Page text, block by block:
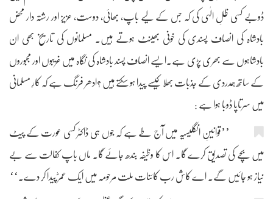
ڈوبے کسی ظلِ الٰہی کی کہ جس کے لیے باپ، بھائی، دوست، عزیز اور رشتہ دار محض
بادشاہ کی انصاف پسندی کی خونی بھینٹ ہوتے ہیں۔ مسلمانوں کی تاریخ بھی ان
بادشاہوں سے بھری پڑی ہے۔ایسے انصاف پسند بادشاہ کی نگاہ میں غریبوں اور مجبوروں
کے ساتھ ہمدردی کے جذبات بھلا کیسے پیدا ہو سکتے ہیں ؟ادھر فرنگ ہے کہ کارِ مسلمانی
میں سرتاپا ڈوبا ہوا ہے :
’’قوانینِ انگلیسیہ میں آج طے ہے کہ جوں ہی ڈاکٹر کسی عورت کے پیٹ
میں بچے کی تصدیق کرے گا۔ اس کا وظیفہ بندھ جائے گا۔ ماں باپ کفالت سے بے
نیاز ہو جائیں گے۔ اے کاش رب کائنات ملت مرحومہ میں ایک عمرؓ پیدا کر دے۔‘‘